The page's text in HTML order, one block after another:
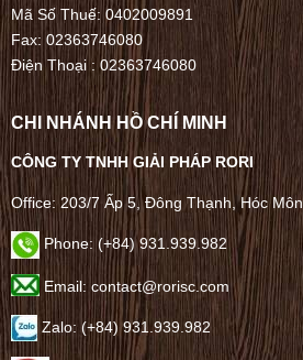
Mã Số Thuế: 0402009891
Fax: 02363746080
Điện Thoại :02363746080
CHI NHÁNH HỒ CHÍ MINH
CÔNG TY TNHH GIẢI PHÁP RORI
Office: 203/7 Ấp 5, Đông Thạnh, Hóc
Phone: (+84) 931.939.982
Email: contact@rorisc.com
Zalo: (+84) 931.939.982